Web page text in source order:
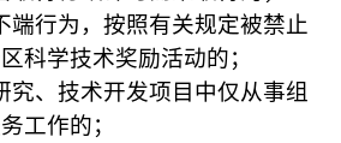
端行为，按照有关规定被禁止
科学技术奖励活动的；
究、技术开发项目中仅从事组
工作的；